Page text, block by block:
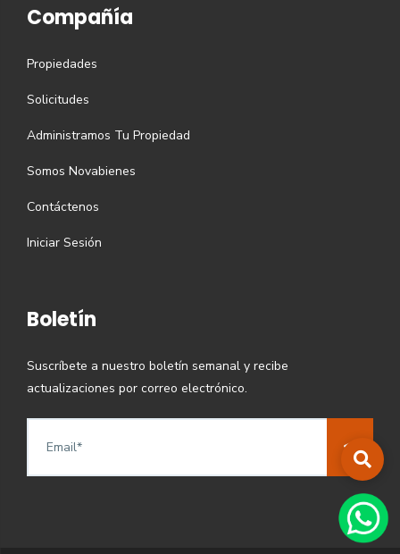
Compañía
Propiedades
Solicitudes
Administramos Tu Propiedad
Somos Novabienes
Contáctenos
Iniciar Sesión
Boletín
Suscríbete a nuestro boletín semanal y recibe
actualizaciones por correo electrónico.